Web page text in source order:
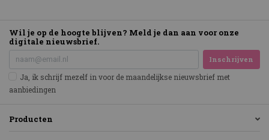
Wil je op de hoogte blijven? Meld je dan aan voor onze
digitale nieuwsbrief.
Inschrijven
Ja, ik schrijf mezelf in voor de maandelijkse nieuwsbrief met
aanbiedingen
Producten